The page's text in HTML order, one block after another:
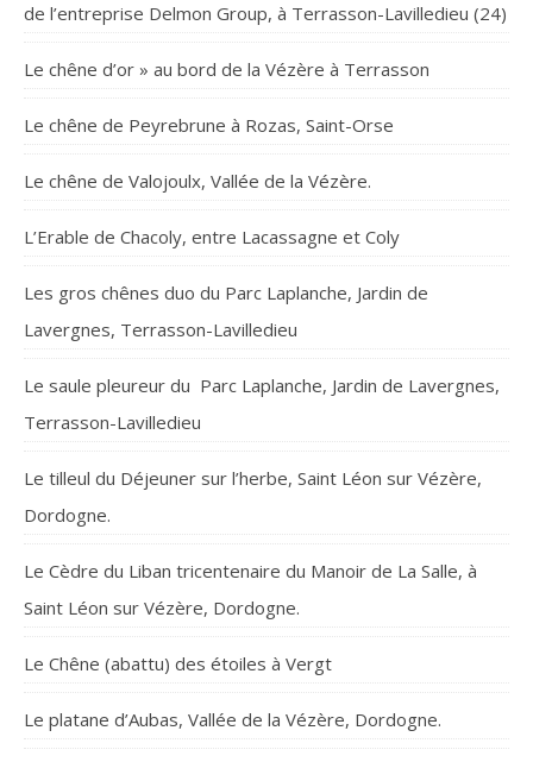
de l’entreprise Delmon Group, à Terrasson-Lavilledieu (24)
Le chêne d’or » au bord de la Vézère à Terrasson
Le chêne de Peyrebrune à Rozas, Saint-Orse
Le chêne de Valojoulx, Vallée de la Vézère.
L’Erable de Chacoly, entre Lacassagne et Coly
Les gros chênes duo du Parc Laplanche, Jardin de
Lavergnes, Terrasson-Lavilledieu
Le saule pleureur du Parc Laplanche, Jardin de Lavergnes,
Terrasson-Lavilledieu
Le tilleul du Déjeuner sur l’herbe, Saint Léon sur Vézère,
Dordogne.
Le Cèdre du Liban tricentenaire du Manoir de La Salle, à
Saint Léon sur Vézère, Dordogne.
Le Chêne (abattu) des étoiles à Vergt
Le platane d’Aubas, Vallée de la Vézère, Dordogne.